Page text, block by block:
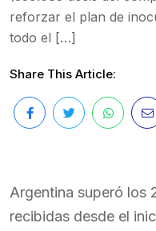
reforzar el plan de
todo el […]
Share This Article:
Argentina superó los
recibidas desde el